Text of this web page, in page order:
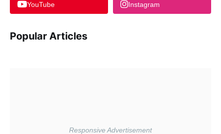
YouTube Instagram
Popular Articles